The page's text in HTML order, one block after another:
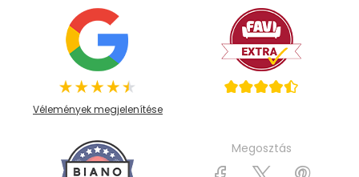
Vélemények megjelenítése
Megosztás